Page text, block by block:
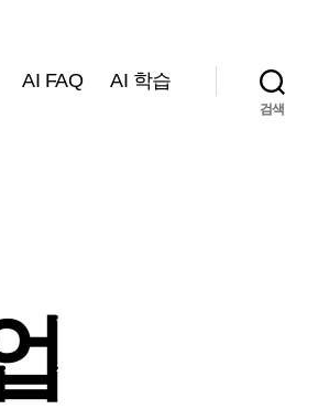
AI FAQ AI 학습
검색